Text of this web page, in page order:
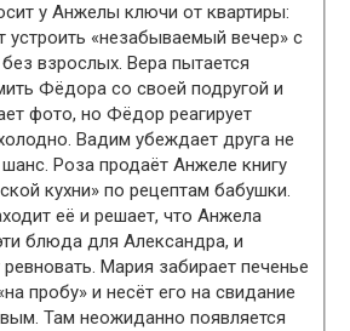
у Анжелы ключи от квартиры:
устроить «незабываемый вечер» с
взрослых. Вера пытается
Фёдора со своей подругой и
фото, но Фёдор реагирует
Вадим убеждает друга не
шанс. Роза продаёт Анжеле книгу
кухни» по рецептам бабушки.
её и решает, что Анжела
блюда для Александра, и
ревновать. Мария забирает печенье
пробу» и несёт его на свидание
Там неожиданно появляется